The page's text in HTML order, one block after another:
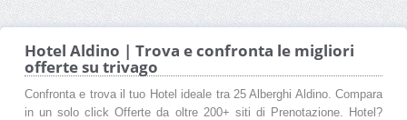
Hotel Aldino | Trova e confronta le migliori
offerte su trivago
Confronta e trova il tuo Hotel ideale tra 25 Alberghi Aldino. Compara
in un solo click Offerte da oltre 200+ siti di Prenotazione. Hotel?